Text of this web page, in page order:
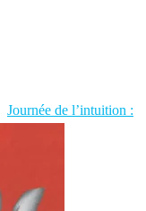
Journée de l’intuition :